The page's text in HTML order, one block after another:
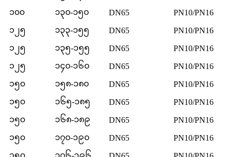
၁၀၀
၁၃၀-၁၅၀ DN65
PN10/PN16
၁၂၅
၁၃၃-၁၅၅ DN65
PN10/PN16
၁၂၅
၁၃၅-၁၅၅ DN65
PN10/PN16
၁၂၅
၁၄၀-၁၆၀ DN65
PN10/PN16
၁၅၀
၁၅၈-၁၈၀ DN65
PN10/PN16
၁၅၀
၁၆၅-၁၈၅ DN65
PN10/PN16
၁၅၀
၁၆၈-၁၈၉ DN65
PN10/PN16
၁၅၀
၁၇၀-၁၉၀ DN65
PN10/PN16
၁၅၀
၁၇၆-၁၉၆